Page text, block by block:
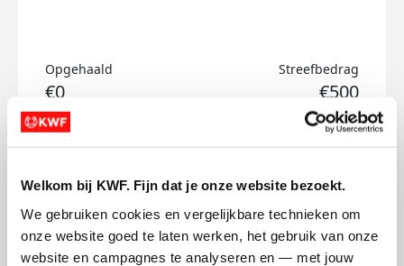
Welkom bij KWF. Fijn dat je onze website bezoekt.
We gebruiken cookies en vergelijkbare technieken om
onze website goed te laten werken, het gebruik van onze
website en campagnes te analyseren en — met jouw
Opgehaald
€0
Streefbedrag
€500
Doneer
Marit's badges